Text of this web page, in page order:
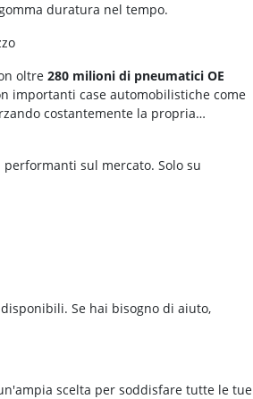
duratura nel tempo.
oltre 280 milioni di pneumatici OE
importanti case automobilistiche come
costantemente la propria
sul mercato. Solo su
Se hai bisogno di aiuto,
scelta per soddisfare tutte le tue